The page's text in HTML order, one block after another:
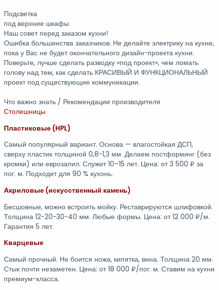
Подсветка
под верхние шкафы
Наш совет перед заказом кухни!
Ошибка большинства заказчиков. Не делайте электрику на кухне,
пока у Вас не будет окончательного дизайн-проекта кухни.
Поверьте, лучше сделать разводку «под проект», чем ломать
голову над тем, как сделать КРАСИВЫЙ И ФУНКЦИОНАЛЬНЫЙ
проект под существующие коммуникации.
Что важно знать / Рекомендации производителя
Столешницы
Пластиковые (HPL)
Самый популярный вариант. Основа — влагостойкая ДСП,
сверху пластик толщиной 0,8-1,3 мм. Делаем постформинг (без
кромки) или еврозапил. Служит 10–15 лет. Цена: от 3 500 ₽ за
пог. м. Подходит для 90 % кухонь.
Акриловые (искусственный камень)
Бесшовные, можно встроить мойку. Реставрируются шлифовкой.
Толщина 12-20-30-40 мм. Любые формы. Цена: от 12 000 ₽/м.
Гарантия 5 лет.
Кварцевые
Самый прочный. Не боится ножа, кипятка, вина. Толщина 20 мм.
Стык почти незаметен. Цена: от 18 000 ₽/пог. м. Ставим на кухни
премиум-класса.